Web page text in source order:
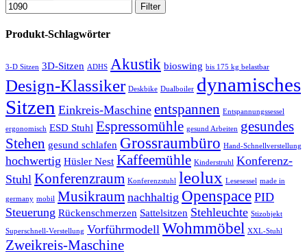
Filter
Produkt-Schlagwörter
3-D Sitzen 3D-Sitzen ADHS Akustik bioswing bis 175 kg belastbar
Design-Klassiker Deskbike Dualboiler dynamisches
Sitzen Einkreis-Maschine entspannen Entspannungssessel
ergonomisch ESD Stuhl Espressomühle gesund Arbeiten gesundes
Stehen gesund schlafen Grossraumbüro Hand-Schnellverstellung
hochwertig Hüsler Nest Kaffeemühle Kinderstruhl Konferenz-
Stuhl Konferenzraum Konferenzstuhl leolux Lesesessel made in
germany mobil Musikraum nachhaltig Openspace PID
Steuerung Rückenschmerzen Sattelsitzen Stehleuchte Stizobjekt
Superschnell-Verstellung Vorführmodell Wohmmöbel XXL-Stuhl
Zweikreis-Maschine